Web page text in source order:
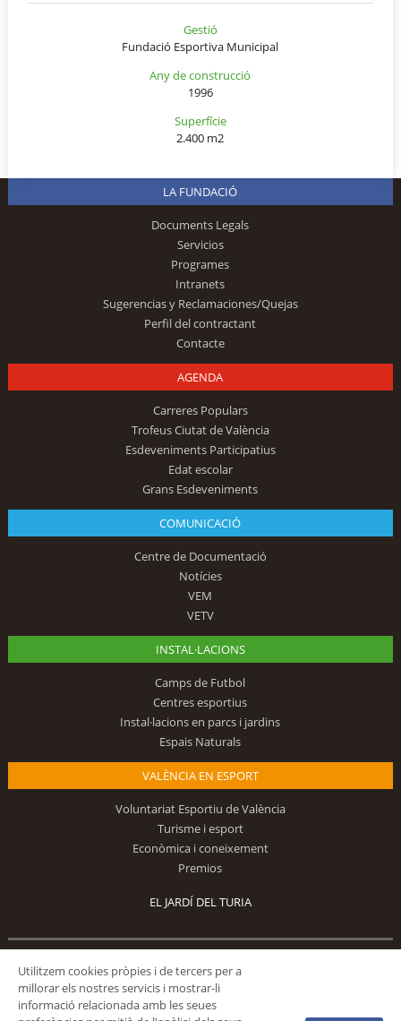
Gestió
Fundació Esportiva Municipal
Any de construcció
1996
Superfície
2.400 m2
LA FUNDACIÓ
Documents Legals
Servicios
Programes
Intranets
Sugerencias y Reclamaciones/Quejas
Perfil del contractant
Contacte
AGENDA
Carreres Populars
Trofeus Ciutat de València
Esdeveniments Participatius
Edat escolar
Grans Esdeveniments
COMUNICACIÓ
Centre de Documentació
Notícies
VEM
VETV
INSTAL·LACIONS
Camps de Futbol
Centres esportius
Instal·lacions en parcs i jardins
Espais Naturals
VALÈNCIA EN ESPORT
Voluntariat Esportiu de València
Turisme i esport
Econòmica i coneixement
Premios
EL JARDÍ DEL TURIA
Utilitzem cookies pròpies i de tercers per a
millorar els nostres servicis i mostrar-li
informació relacionada amb les seues